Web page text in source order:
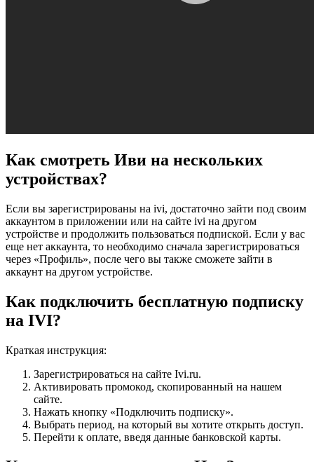
Как смотреть Иви на нескольких
устройствах?
Если вы зарегистрированы на ivi, достаточно зайти под своим
аккаунтом в приложении или на сайте ivi на другом
устройстве и продолжить пользоваться подпиской. Если у вас
еще нет аккаунта, то необходимо сначала зарегистрироваться
через «Профиль», после чего вы также сможете зайти в
аккаунт на другом устройстве.
Как подключить бесплатную подписку
на IVI?
Краткая инструкция:
Зарегистрироваться на сайте Ivi.ru.
Активировать промокод, скопированный на нашем
сайте.
Нажать кнопку «Подключить подписку».
Выбрать период, на который вы хотите открыть доступ.
Перейти к оплате, введя данные банковской карты.